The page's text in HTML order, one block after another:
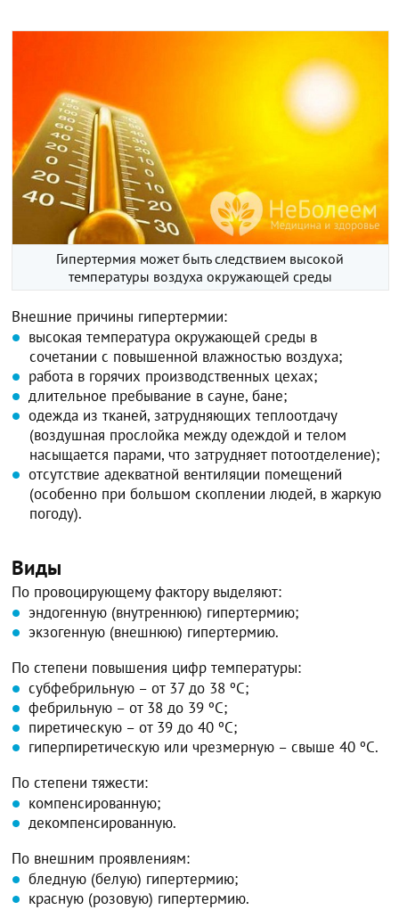
Гипертермия может быть следствием высокой
температуры воздуха окружающей среды
Внешние причины гипертермии:
высокая температура окружающей среды в
сочетании с повышенной влажностью воздуха;
работа в горячих производственных цехах;
длительное пребывание в сауне, бане;
одежда из тканей, затрудняющих теплоотдачу
(воздушная прослойка между одеждой и телом
насыщается парами, что затрудняет потоотделение);
отсутствие адекватной вентиляции помещений
(особенно при большом скоплении людей, в жаркую
погоду).
Виды
По провоцирующему фактору выделяют:
эндогенную (внутреннюю) гипертермию;
экзогенную (внешнюю) гипертермию.
По степени повышения цифр температуры:
субфебрильную – от 37 до 38 ºС;
фебрильную – от 38 до 39 ºС;
пиретическую – от 39 до 40 ºС;
гиперпиретическую или чрезмерную – свыше 40 ºС.
По степени тяжести:
компенсированную;
декомпенсированную.
По внешним проявлениям:
бледную (белую) гипертермию;
красную (розовую) гипертермию.